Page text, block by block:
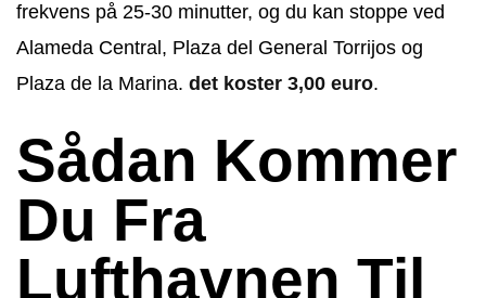
frekvens på 25-30 minutter, og du kan stoppe ved
Alameda Central, Plaza del General Torrijos og
Plaza de la Marina. det koster 3,00 euro.
Sådan Kommer
Du Fra
Lufthavnen Til